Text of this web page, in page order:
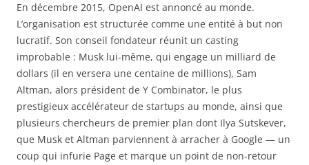
En décembre 2015, OpenAI est annoncé au monde.
L’organisation est structurée comme une entité à but non
lucratif. Son conseil fondateur réunit un casting
improbable : Musk lui-même, qui engage un milliard de
dollars (il en versera une centaine de millions), Sam
Altman, alors président de Y Combinator, le plus
prestigieux accélérateur de startups au monde, ainsi que
plusieurs chercheurs de premier plan dont Ilya Sutskever,
que Musk et Altman parviennent à arracher à Google — un
coup qui infurie Page et marque un point de non-retour